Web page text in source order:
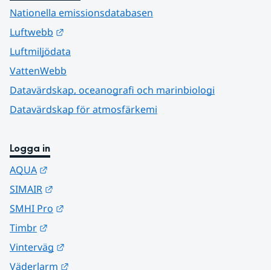
Nationella emissionsdatabasen
Luftwebb
Luftmiljödata
VattenWebb
Datavärdskap, oceanografi och marinbiologi
Datavärdskap för atmosfärkemi
Logga in
AQUA
SIMAIR
SMHI Pro
Timbr
Vinterväg
Väderlarm